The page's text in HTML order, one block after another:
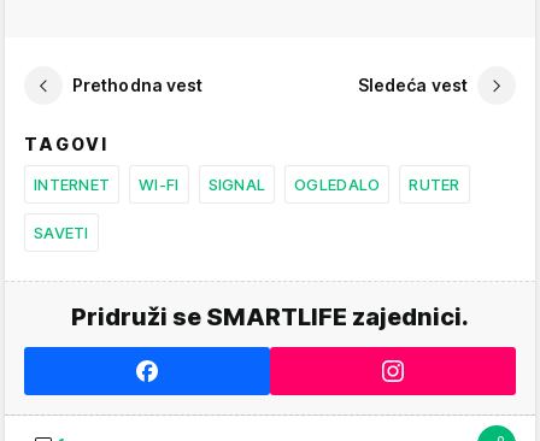
Prethodna vest Sledeća vest
TAGOVI
INTERNET WI-FI SIGNAL OGLEDALO RUTER
SAVETI
Pridruži se SMARTLIFE zajednici.